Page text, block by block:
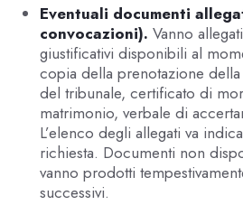
Eventuali documenti
convocazioni). Vanno
giustificativi disponibili al
copia della prenotazione
del tribunale, certificato di
matrimonio, verbale di
L’elenco degli allegati va
richiesta. Documenti non
vanno prodotti
successivi.